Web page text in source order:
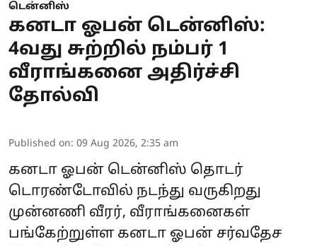
டென்னிஸ்
கனடா ஓபன் டென்னிஸ்:
4வது சுற்றில் நம்பர் 1
வீராங்கனை அதிர்ச்சி
தோல்வி
Published on: 09 Aug 2026, 2:35 am
கனடா ஓபன் டென்னிஸ் தொடர்
டொரண்டோவில் நடந்து வருகிறது
முன்னணி வீரர், வீராங்கனைகள்
பங்கேற்றுள்ள கனடா ஓபன் சர்வதேச